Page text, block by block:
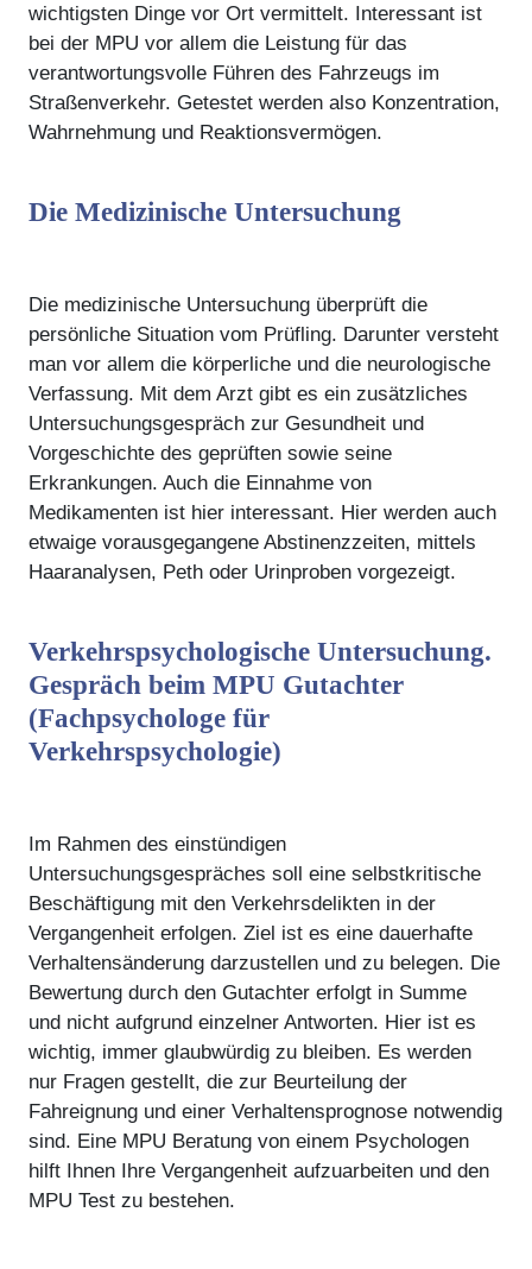
wichtigsten Dinge vor Ort vermittelt. Interessant ist
bei der MPU vor allem die Leistung für das
verantwortungsvolle Führen des Fahrzeugs im
Straßenverkehr. Getestet werden also Konzentration,
Wahrnehmung und Reaktionsvermögen.
Die Medizinische Untersuchung
Die medizinische Untersuchung überprüft die
persönliche Situation vom Prüfling. Darunter versteht
man vor allem die körperliche und die neurologische
Verfassung. Mit dem Arzt gibt es ein zusätzliches
Untersuchungsgespräch zur Gesundheit und
Vorgeschichte des geprüften sowie seine
Erkrankungen. Auch die Einnahme von
Medikamenten ist hier interessant. Hier werden auch
etwaige vorausgegangene Abstinenzzeiten, mittels
Haaranalysen, Peth oder Urinproben vorgezeigt.
Verkehrspsychologische Untersuchung.
Gespräch beim MPU Gutachter
(Fachpsychologe für
Verkehrspsychologie)
Im Rahmen des einstündigen
Untersuchungsgespräches soll eine selbstkritische
Beschäftigung mit den Verkehrsdelikten in der
Vergangenheit erfolgen. Ziel ist es eine dauerhafte
Verhaltensänderung darzustellen und zu belegen. Die
Bewertung durch den Gutachter erfolgt in Summe
und nicht aufgrund einzelner Antworten. Hier ist es
wichtig, immer glaubwürdig zu bleiben. Es werden
nur Fragen gestellt, die zur Beurteilung der
Fahreignung und einer Verhaltensprognose notwendig
sind. Eine MPU Beratung von einem Psychologen
hilft Ihnen Ihre Vergangenheit aufzuarbeiten und den
MPU Test zu bestehen.